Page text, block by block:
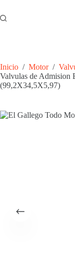
al
contenido
Inicio / Motor /
Valvulas de
(99,2X34,5X5,97)